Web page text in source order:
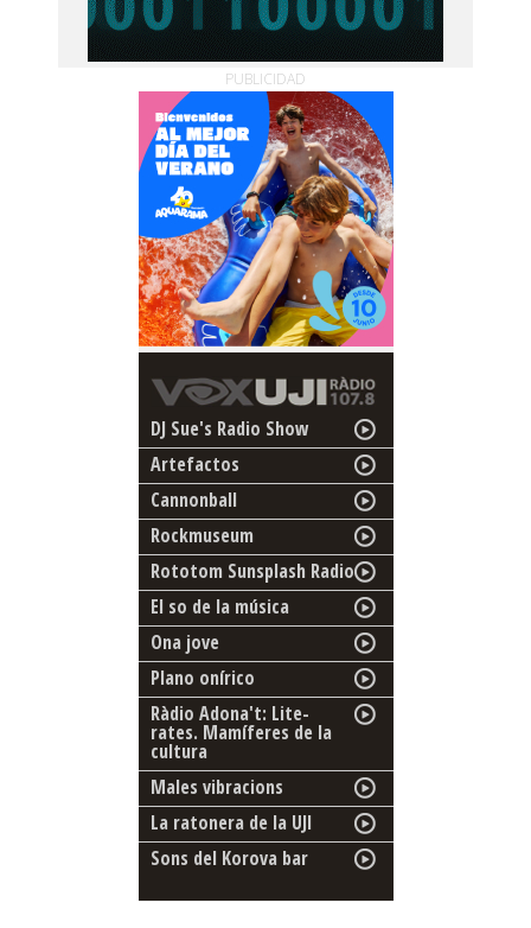
PUBLICIDAD
DJ Sue's Radio Show
Artefactos
Cannonball
Rockmuseum
Rototom Sunsplash Radio
El so de la música
Ona jove
Plano onírico
Ràdio Adona't: Lite-
rates. Mamíferes de la
cultura
Males vibracions
La ratonera de la UJI
Sons del Korova bar